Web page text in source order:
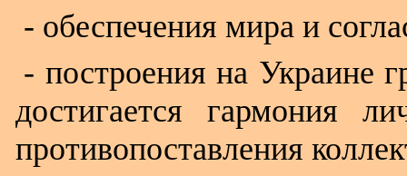
- обеспечения мира и
- построения на Украине
достигается гармония
противопоставления